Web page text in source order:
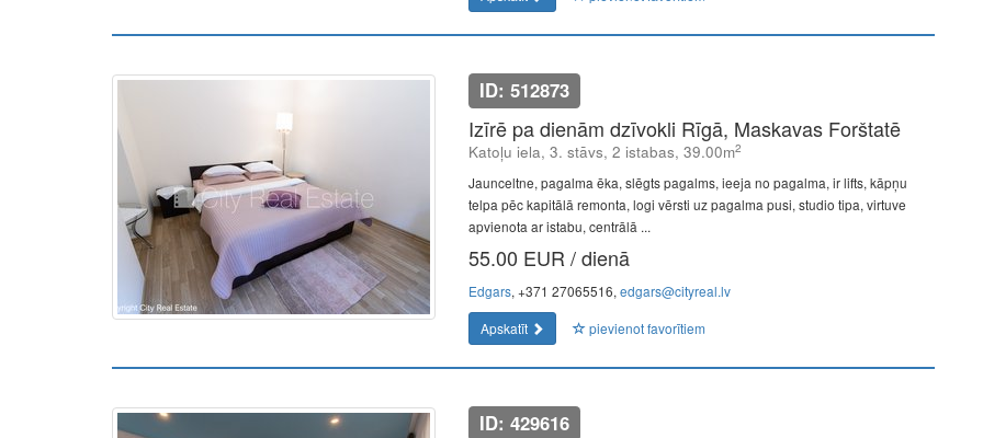
ID: 512873
Izīrē pa dienām dzīvokli Rīgā, Maskavas Forštatē
Katoļu iela, 3. stāvs, 2 istabas, 39.00m2
Jaunceltne, pagalma ēka, slēgts pagalms, ieeja no pagalma, ir lifts, kāpņu
telpa pēc kapitālā remonta, logi vērsti uz pagalma pusi, studio tipa, virtuve
apvienota ar istabu, centrālā ...
55.00 EUR / dienā
Edgars, +371 27065516, edgars@cityreal.lv
Apskatīt
pievienot favorītiem
ID: 429616